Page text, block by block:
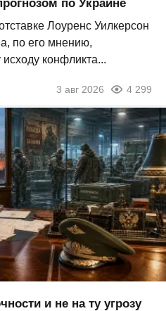
по Украине
Лоуренс Уилкерсон
по его мнению,
конфликта...
3 авг 2026 4 299
и не на ту угрозу